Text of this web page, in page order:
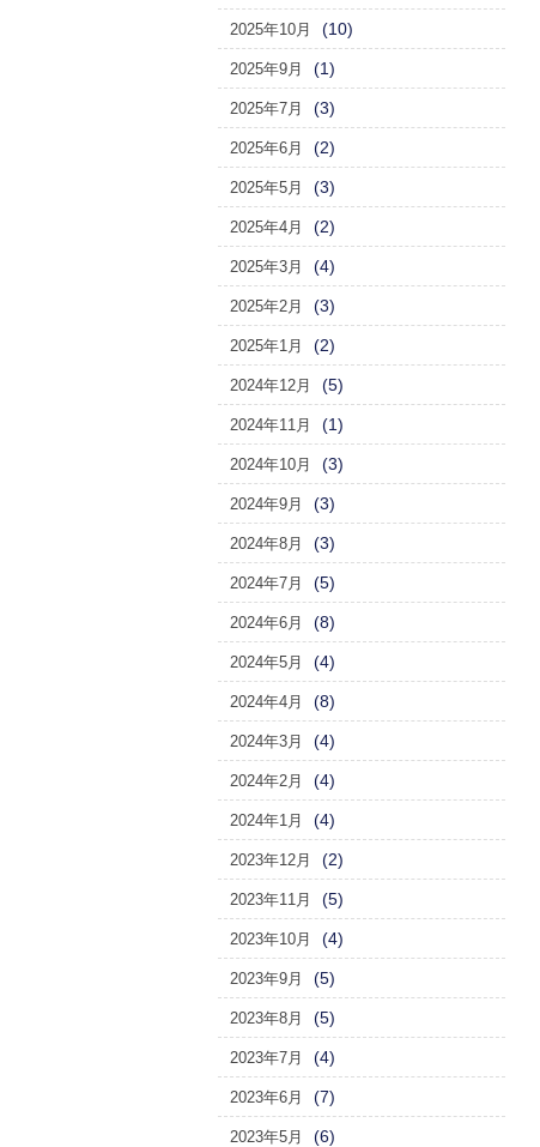
2025年10月 (10)
2025年9月 (1)
2025年7月 (3)
2025年6月 (2)
2025年5月 (3)
2025年4月 (2)
2025年3月 (4)
2025年2月 (3)
2025年1月 (2)
2024年12月 (5)
2024年11月 (1)
2024年10月 (3)
2024年9月 (3)
2024年8月 (3)
2024年7月 (5)
2024年6月 (8)
2024年5月 (4)
2024年4月 (8)
2024年3月 (4)
2024年2月 (4)
2024年1月 (4)
2023年12月 (2)
2023年11月 (5)
2023年10月 (4)
2023年9月 (5)
2023年8月 (5)
2023年7月 (4)
2023年6月 (7)
2023年5月 (6)